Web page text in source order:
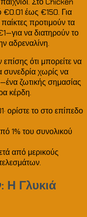
€0.01 έως €150. Για
προτιμούν τα
να διατηρούν το
αδρεναλίνη.
ότι μπορείτε να
συνεδρία χωρίς να
ζωτικής σημασίας
κέρδη.
ορίστε το στο επίπεδο
1% του συνολικού
από μερικούς
Η Γλυκιά